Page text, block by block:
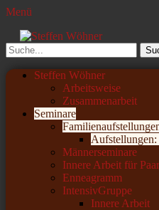
Menü
Steffen Wöhner
Lehrer und Seminarleiter
Suchen
nach:
Primäres
Zum
Steffen Wöhner
Arbeitsweise
Zusammenarbeit
Seminare
Männerseminare
Innere Arbeit für
Enneagramm
IntensivGruppe
Innere Arbeit